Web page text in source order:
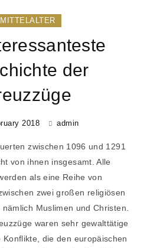
MITTELALTER
der
2018 admin
zwischen 1096 und 1291
von ihnen insgesamt. Alle
als eine Reihe von
zwei großen religiösen
Muslimen und Christen.
waren sehr gewalttätige
Konflikte, die den europäischen